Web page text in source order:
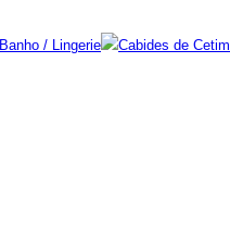
Banho / Lingerie Cabides de Cetim